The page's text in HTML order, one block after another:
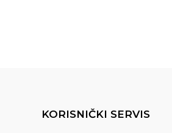
KORISNIČKI SERVIS